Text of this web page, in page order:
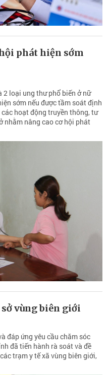
phát hiện sớm
2 loại ung thư phổ biến ở nữ
sớm nếu được tầm soát định
hoạt động truyền thông, tư
nhằm nâng cao cơ hội phát
vùng biên giới
đáp ứng yêu cầu chăm sóc
đã tiến hành rà soát và đề
trạm y tế xã vùng biên giới,